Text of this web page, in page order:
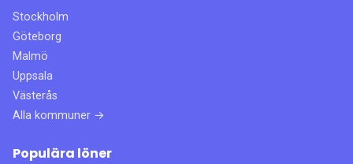
Stockholm
Göteborg
Malmö
Uppsala
Västerås
Alla kommuner →
Populära löner